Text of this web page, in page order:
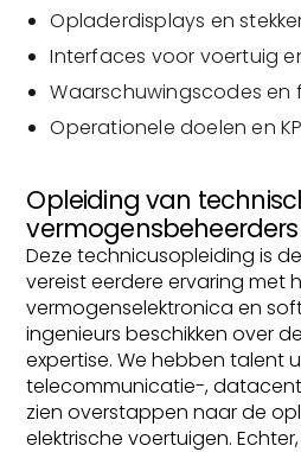
Opladerdisplays en
Interfaces voor voertuig
Waarschuwingscodes en
Operationele doelen en
Opleiding van
vermogensbeheerders
Deze technicusopleiding is
vereist eerdere ervaring met
vermogenselektronica en
ingenieurs beschikken over
expertise. We hebben talent
telecommunicatie-,
zien overstappen naar de
elektrische voertuigen.